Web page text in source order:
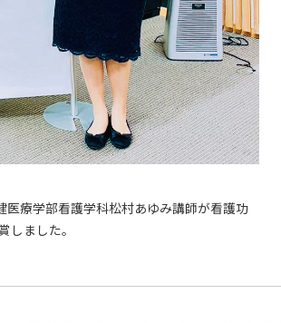
医療学部看護学科松村あゆみ講師が看護功
しました。